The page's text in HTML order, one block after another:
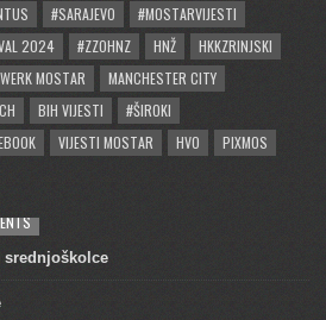
#SARAJEVO
#MOSTARVIJESTI
2024
#ZZOHNZ HNŽ
HKKZRINJSKI
WERK MOSTAR
MANCHESTER CITY
BIH VIJESTI
#ŠIROKI
VIJESTI MOSTAR HVO
PIXMOS
srednjoškolce